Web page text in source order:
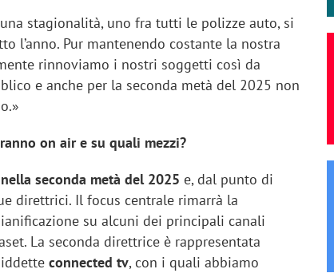
stagionalità, uno fra tutti le polizze auto, si
l’anno. Pur mantenendo costante la nostra
rinnoviamo i nostri soggetti così da
e anche per la seconda metà del 2025 non
on air e su quali mezzi?
seconda metà del 2025 e, dal punto di
direttrici. Il focus centrale rimarrà la
su alcuni dei principali canali
La seconda direttrice è rappresentata
connected tv, con i quali abbiamo